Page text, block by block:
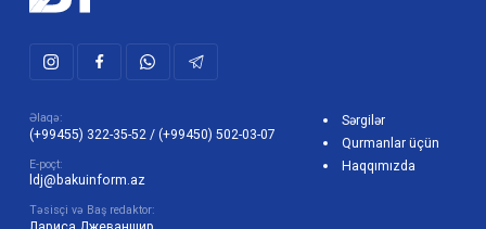
Əlaqə:
(+99455) 322-35-52 / (+99450) 502-03-07
E-poçt:
ldj@bakuinform.az
Təsisçi və Baş redaktor:
Sərgilər
Qurmanlar üçün
Haqqımızda